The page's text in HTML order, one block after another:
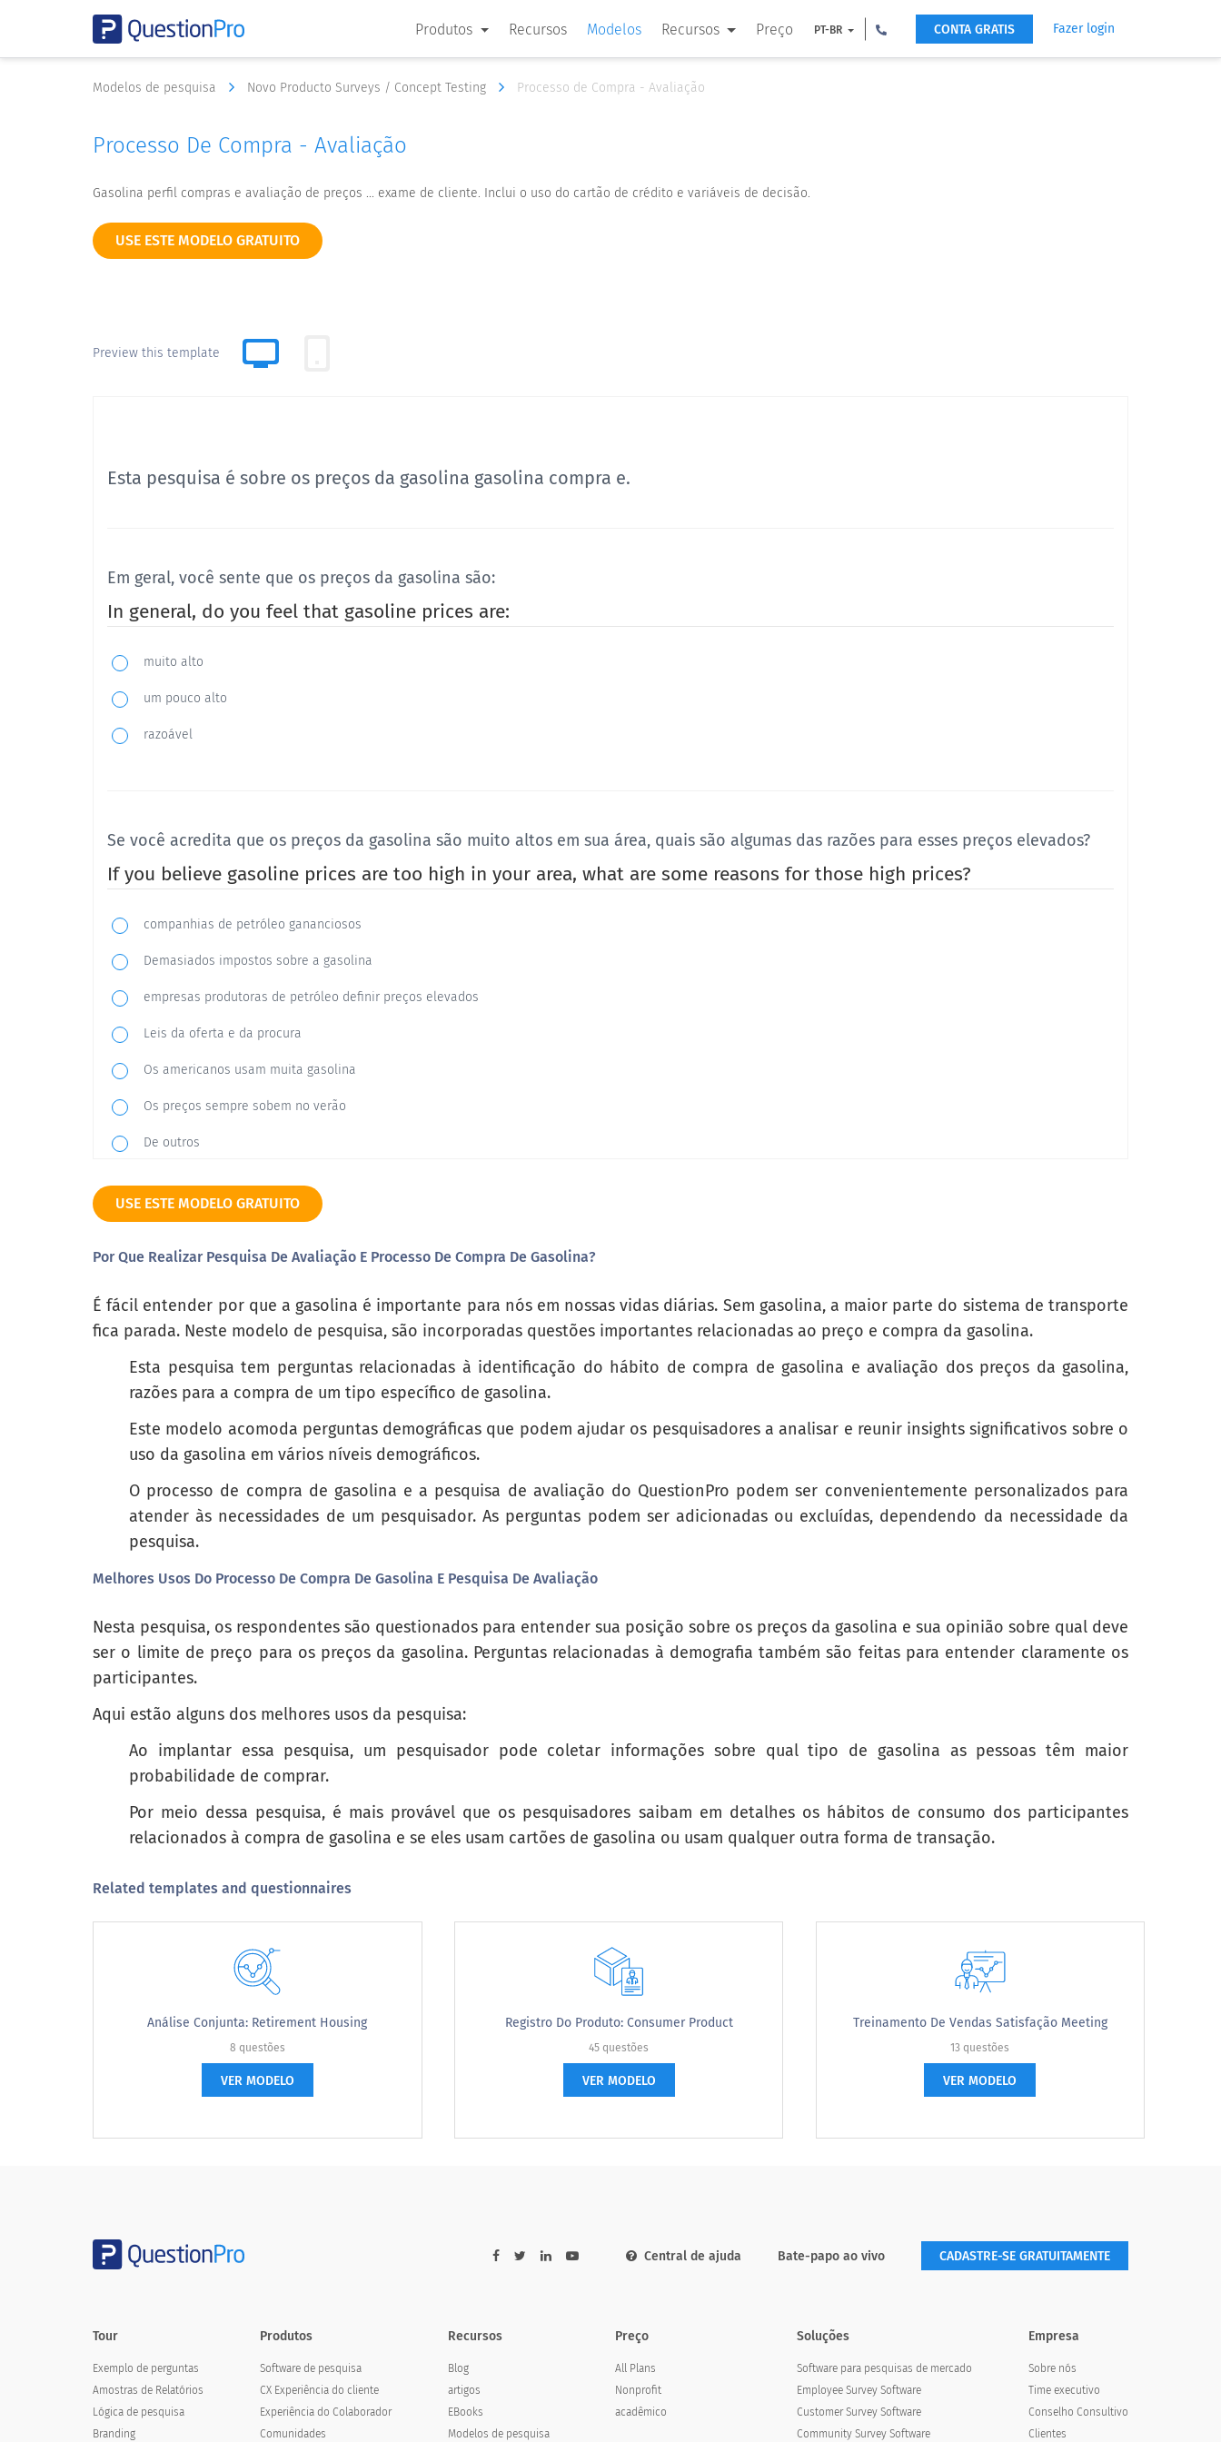
Produtos Recursos Modelos Recursos Preço PT-BR CONTA GRATIS Fazer login
Modelos de pesquisa Novo Producto Surveys / Concept Testing Processo de Compra - Avaliação
Processo De Compra - Avaliação
Gasolina perfil compras e avaliação de preços ... exame de cliente. Inclui o uso do cartão de crédito e variáveis ​​de decisão.
USE ESTE MODELO GRATUITO
Preview this template
Esta pesquisa é sobre os preços da gasolina gasolina compra e.
Em geral, você sente que os preços da gasolina são:
In general, do you feel that gasoline prices are:
muito alto
um pouco alto
razoável
Se você acredita que os preços da gasolina são muito altos em sua área, quais são algumas das razões para esses preços elevados?
If you believe gasoline prices are too high in your area, what are some reasons for those high prices?
companhias de petróleo gananciosos
Demasiados impostos sobre a gasolina
empresas produtoras de petróleo definir preços elevados
Leis da oferta e da procura
Os americanos usam muita gasolina
Os preços sempre sobem no verão
De outros
Pensando nos últimos anos, quantas vezes você comprar gasolina premium grade?
Sempre
freqüentemente
Qual é a razão mais importante para a compra de gasolina de qualidade premium?
What is the most important reason for purchasing premium grade gasoline?
como o poder extra
usar para limpar meu motor
motor requer qualidade premium
Reboque / puxando
é apenas melhor para o meu carro
meu carro é mais antigo e funciona melhor em prémio
Quando você precisa comprar a gasolina, não é na maioria das vezes comprá-lo:
When you need to purchase gasoline, do you most often purchase it:
em seu caminho para o trabalho
no seu caminho para casa do trabalho
Pense sobre o posto de gasolina que você vá mais vezes. É mais perto
Think about the gasoline station you go to most often. Is it closer to
sua casa
USE ESTE MODELO GRATUITO
Por Que Realizar Pesquisa De Avaliação E Processo De Compra De Gasolina?
É fácil entender por que a gasolina é importante para nós em nossas vidas diárias. Sem gasolina, a maior parte do sistema de transporte
fica parada. Neste modelo de pesquisa, são incorporadas questões importantes relacionadas ao preço e compra da gasolina.
Esta pesquisa tem perguntas relacionadas à identificação do hábito de compra de gasolina e avaliação dos preços da gasolina,
razões para a compra de um tipo específico de gasolina.
Este modelo acomoda perguntas demográficas que podem ajudar os pesquisadores a analisar e reunir insights significativos sobre o
uso da gasolina em vários níveis demográficos.
O processo de compra de gasolina e a pesquisa de avaliação do QuestionPro podem ser convenientemente personalizados para
atender às necessidades de um pesquisador. As perguntas podem ser adicionadas ou excluídas, dependendo da necessidade da
pesquisa.
Melhores Usos Do Processo De Compra De Gasolina E Pesquisa De Avaliação
Nesta pesquisa, os respondentes são questionados para entender sua posição sobre os preços da gasolina e sua opinião sobre qual deve
ser o limite de preço para os preços da gasolina. Perguntas relacionadas à demografia também são feitas para entender claramente os
participantes.
Aqui estão alguns dos melhores usos da pesquisa:
Ao implantar essa pesquisa, um pesquisador pode coletar informações sobre qual tipo de gasolina as pessoas têm maior
probabilidade de comprar.
Por meio dessa pesquisa, é mais provável que os pesquisadores saibam em detalhes os hábitos de consumo dos participantes
relacionados à compra de gasolina e se eles usam cartões de gasolina ou usam qualquer outra forma de transação.
Related templates and questionnaires
Análise Conjunta: Retirement Housing
8 questões
VER MODELO
Registro Do Produto: Consumer Product
45 questões
VER MODELO
Treinamento De Vendas Satisfação Meeting
13 questões
VER MODELO
Central de ajuda Bate-papo ao vivo CADASTRE-SE GRATUITAMENTE
Tour
Exemplo de perguntas
Amostras de Relatórios
Lógica de pesquisa
Branding
Produtos
Software de pesquisa
CX Experiência do cliente
Experiência do Colaborador
Comunidades
Recursos
Blog
artigos
EBooks
Modelos de pesquisa
Preço
All Plans
Nonprofit
acadêmico
Soluções
Software para pesquisas de mercado
Employee Survey Software
Customer Survey Software
Community Survey Software
Empresa
Sobre nós
Time executivo
Conselho Consultivo
Clientes